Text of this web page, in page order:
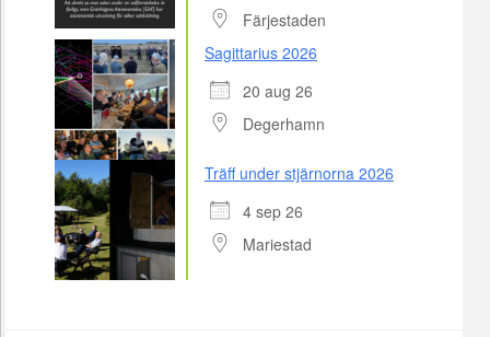
Färjestaden
Sagittarius 2026
20 aug 26
Degerhamn
Träff under stjärnorna 2026
4 sep 26
Mariestad